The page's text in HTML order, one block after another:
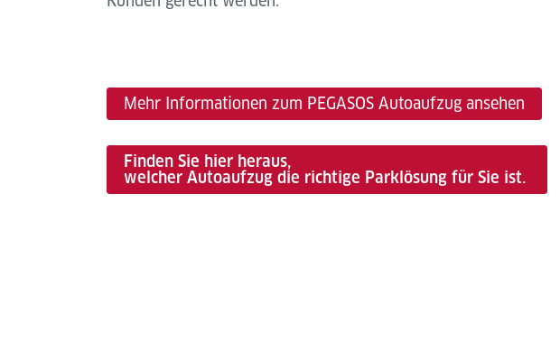
Mehr Informationen zum PEGASOS Autoaufzug ansehen
Finden Sie hier heraus,
welcher Autoaufzug die richtige Parklösung für Sie ist.